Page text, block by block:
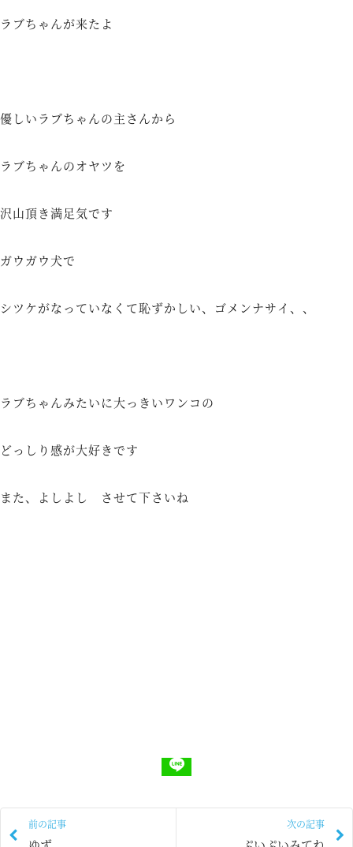
ラブちゃんが来たよ
優しいラブちゃんの主さんから
ラブちゃんのオヤツを
沢山頂き満足気です
ガウガウ犬で
シツケがなっていなくて恥ずかしい、ゴメンナサイ、、
ラブちゃんみたいに大っきいワンコの
どっしり感が大好きです
また、よしよし させて下さいね
前の記事 次の記事